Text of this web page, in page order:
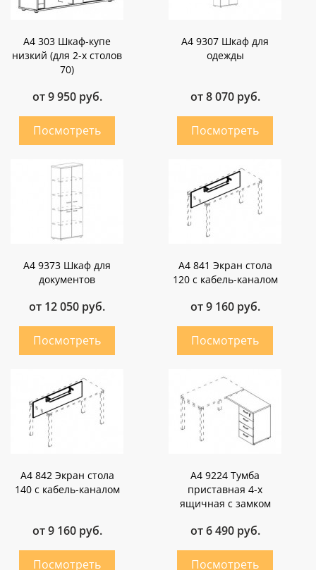
А4 303 Шкаф-купе
низкий (для 2-х столов
70)
от 9 950 руб.
А4 9307 Шкаф для
одежды
от 8 070 руб.
А4 9373 Шкаф для
документов
от 12 050 руб.
А4 841 Экран стола
120 с кабель-каналом
от 9 160 руб.
А4 842 Экран стола
140 с кабель-каналом
от 9 160 руб.
А4 9224 Тумба
приставная 4-х
ящичная с замком
от 6 490 руб.